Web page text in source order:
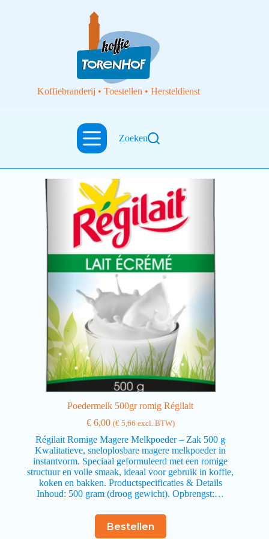
Koffiebranderij • Toestellen • Hersteldienst
Zoeken
Poedermelk 500gr romig Régilait
€6,00 (€5,66 excl. BTW)
Régilait Romige Magere Melkpoeder – Zak 500 g
Kwalitatieve, sneloplosbare magere melkpoeder in
instantvorm. Speciaal geformuleerd met een romige
structuur en volle smaak, ideaal voor gebruik in koffie,
koken en bakken. Productspecificaties & Details
Inhoud: 500 gram (droog gewicht). Opbrengst:…
Bestellen